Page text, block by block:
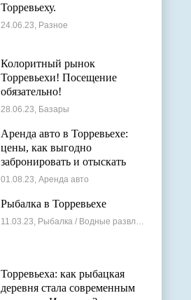
Торревьеху.
24.06.23, Разное
Колоритный рынок
Торревьехи! Посещение
обязательно!
28.06.23, Базары
Аренда авто в Торревьехе:
цены, как выгодно
забронировать и отыскать
лучшие варианты
01.08.23, Аренда авто
Рыбалка в Торревьехе
11.03.23, Рыбалка / Водные развлечения
Торревьеха: как рыбацкая
деревня стала современным